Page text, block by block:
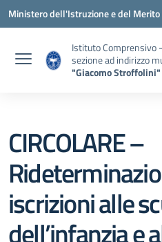
Vai ai contenuti
Vai al menu di navigazione
Vai al footer
Ministero dell'Istruzione e del Merito
Istituto Comprensivo
sezione ad indirizzo
"Giacomo Stroffolini"
CIRCOLARE –
iscrizioni alle
dell’infanzia e